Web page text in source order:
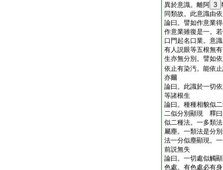
異於意識。離阿 3
同類故。此意識由
論曰。譬如作意業
作意業雖復是一。
口門起名口業。意
有人説眼等五根無
生亦無分別。譬如
依止有染汚。能依
亦爾
論曰。此識於一切
等諸根生
論曰。種種相貌似
二似分別顯現 釋曰
似二種法。一多類
屬塵。一類法是分
法一分似塵顯現。
前説無失
論曰。一切處似觸
色處。有色處必有